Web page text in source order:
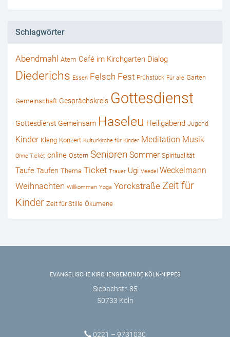
Schlagwörter
Abendmahl Atem Café im Kirchgarten Dialog
Diederichs Essen Felsch Fest Frühstück Für alle Garten
Gemeinschaft Gesprächskreis Gottesdienst
Gottesdienst Gemeinsam Haseleu Heiligabend Jugend
Kinder Klang Konzert Kulturkirche für Kinder Meditation Musik
Ohne Ticket online Ostern Senioren Sommer Spiritualität
Taufe Taufen Thema Ticket Trauer Ugi Veedel Weckelmann
Weihnachten Willkommen Yoga Yorckstraße Zeit für
Kinder Zeit für Stille Ökumene
EVANGELISCHE KIRCHENGEMEINDE KÖLN-NIPPES
Siebachstr. 85
50733 Köln
0221 – 9731030